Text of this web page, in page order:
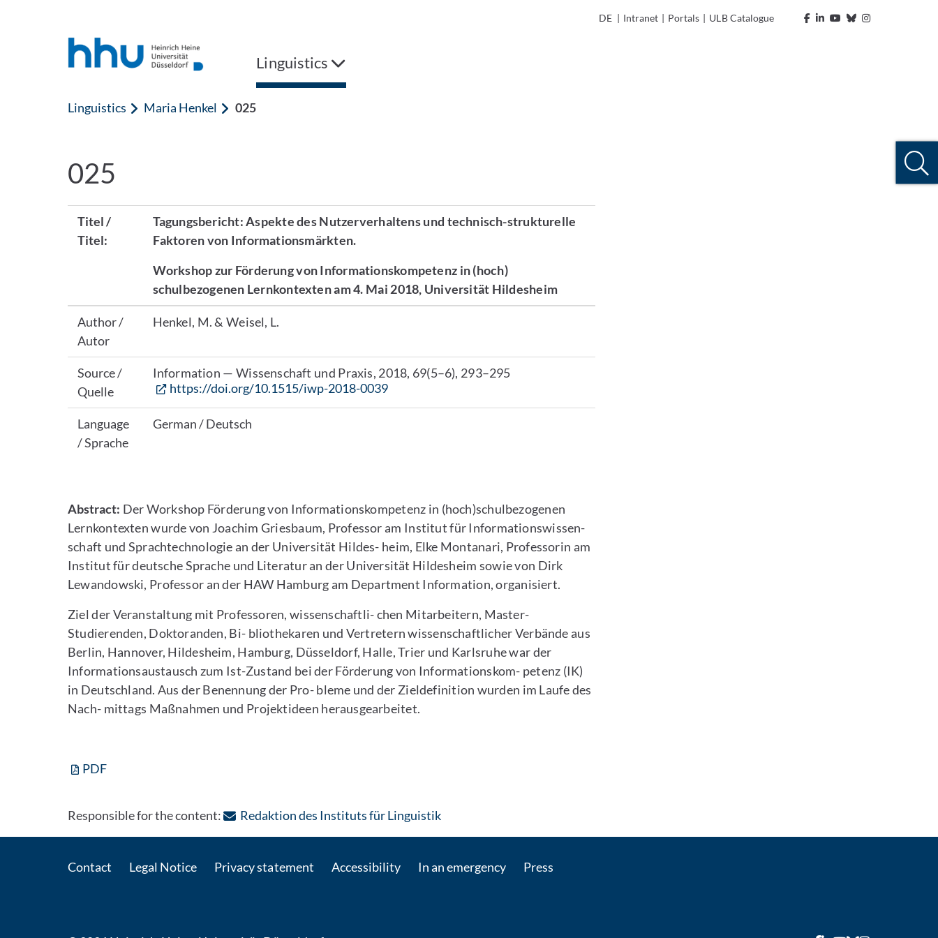
DE | Intranet | Portals | ULB Catalogue
Linguistics
Linguistics Maria Henkel 025
025
Titel /
Titel:
Tagungsbericht: Aspekte des Nutzerverhaltens und technisch-strukturelle
Faktoren von Informationsmärkten.
Workshop zur Förderung von Informationskompetenz in (hoch)
schulbezogenen Lernkontexten am 4. Mai 2018, Universität Hildesheim
Author /
Autor
Henkel, M. & Weisel, L.
Source /
Quelle
Information — Wissenschaft und Praxis, 2018, 69(5–6), 293–295
https://doi.org/10.1515/iwp-2018-0039
Language
/ Sprache
German / Deutsch
Abstract: Der Workshop Förderung von Informationskompetenz in (hoch)schulbezogenen
Lernkontexten wurde von Joachim Griesbaum, Professor am Institut für Informationswissen-
schaft und Sprachtechnologie an der Universität Hildes- heim, Elke Montanari, Professorin am
Institut für deutsche Sprache und Literatur an der Universität Hildesheim sowie von Dirk
Lewandowski, Professor an der HAW Hamburg am Department Information, organisiert.
Ziel der Veranstaltung mit Professoren, wissenschaftli- chen Mitarbeitern, Master-
Studierenden, Doktoranden, Bi- bliothekaren und Vertretern wissenschaftlicher Verbände aus
Berlin, Hannover, Hildesheim, Hamburg, Düsseldorf, Halle, Trier und Karlsruhe war der
Informationsaustausch zum Ist-Zustand bei der Förderung von Informationskom- petenz (IK)
in Deutschland. Aus der Benennung der Pro- bleme und der Zieldefinition wurden im Laufe des
Nach- mittags Maßnahmen und Projektideen herausgearbeitet.
PDF
Responsible for the content: Redaktion des Instituts für Linguistik: Contact by e-mail
Contact Legal Notice Privacy statement Accessibility In an emergency Press